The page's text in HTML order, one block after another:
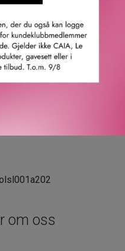
historien til denne
kronblader blandes
noter og en rik
moderne karakter. En
skaper øyeblikk fylt med
om oss